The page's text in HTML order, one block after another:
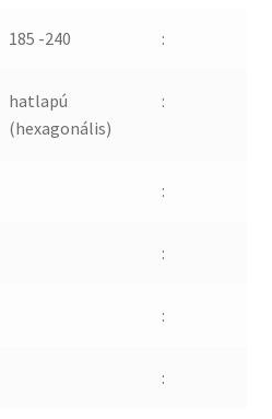
185 -240 :
hatlapú
(hexagonális)
:
:
:
:
: